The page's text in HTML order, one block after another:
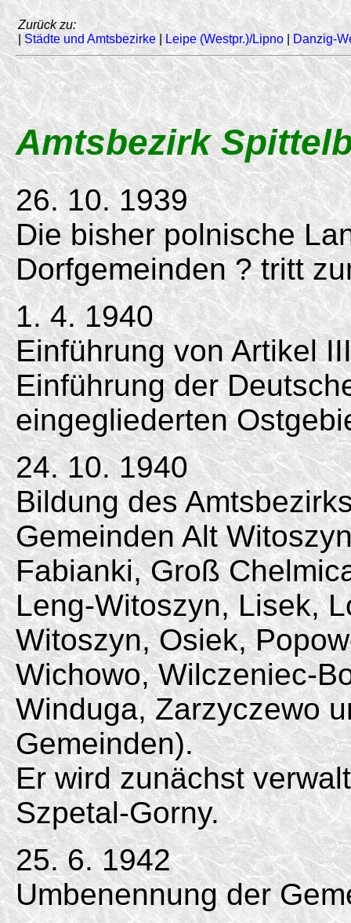
Zurück zu:
| Städte und Amtsbezirke| Leipe (Westpr.)/Lipno| Danzig-
Amtsbezirk
26. 10. 1939
Die bisher polnische
Dorfgemeinden ? tritt
1. 4. 1940
Einführung von Artikel III
Einführung der
eingegliederten
24. 10. 1940
Bildung des
Gemeinden Alt
Fabianki, Groß
Leng-Witoszyn, Lisek,
Witoszyn, Osiek,
Wichowo, Wilczeniec-
Winduga, Zarzyczewo
Gemeinden).
Er wird zunächst
Szpetal-Gorny.
25. 6. 1942
Umbenennung der